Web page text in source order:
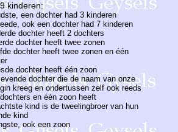
kinderen:
een dochter had 3 kinderen
ook een dochter had 7 kinderen
dochter heeft 2 dochters
dochter heeft twee zonen
dochter heeft twee zonen en één
dochter heeft één zoon
dochter die de naam van onze
kreeg en ondertussen zelf ook reeds
en één zoon heeft
kind is de tweelingbroer van hun
kind
ook een zoon